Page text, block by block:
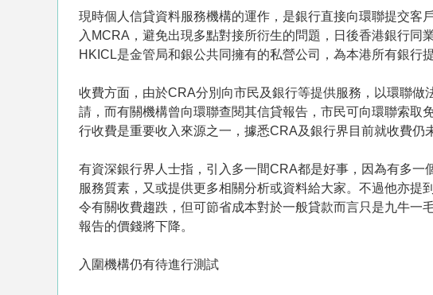
現時個人信貸資料服務機構的運作，是銀行直接向環聯提交客
入MCRA，避免出現多點對接所衍生的問題，日後香港銀行
HKICL是金管局和銀公共同擁有的私營公司，為本港所有銀行
收費方面，由於CRA分別向市民及銀行等提供服務，以環聯
請，而有關機構曾向環聯查閱其信貸報告，市民可向環聯索
行收費是重要收入來源之一，據悉CRA及銀行界目前就收費
有資深銀行界人士指，引入多一間CRA都是好事，因為有多
服務質素，又或提供更多相關分析或資料給大家。不過他亦
令有關收費趨跌，但可節省成本對於一般貸款而言只是九牛
報告的價錢將下降。
入圍機構仍有待進行測試